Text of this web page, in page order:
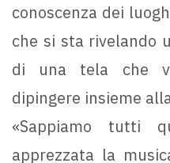
conoscenza dei
che si sta rivelando
di una tela che
dipingere insieme
«Sappiamo tutti
apprezzata la